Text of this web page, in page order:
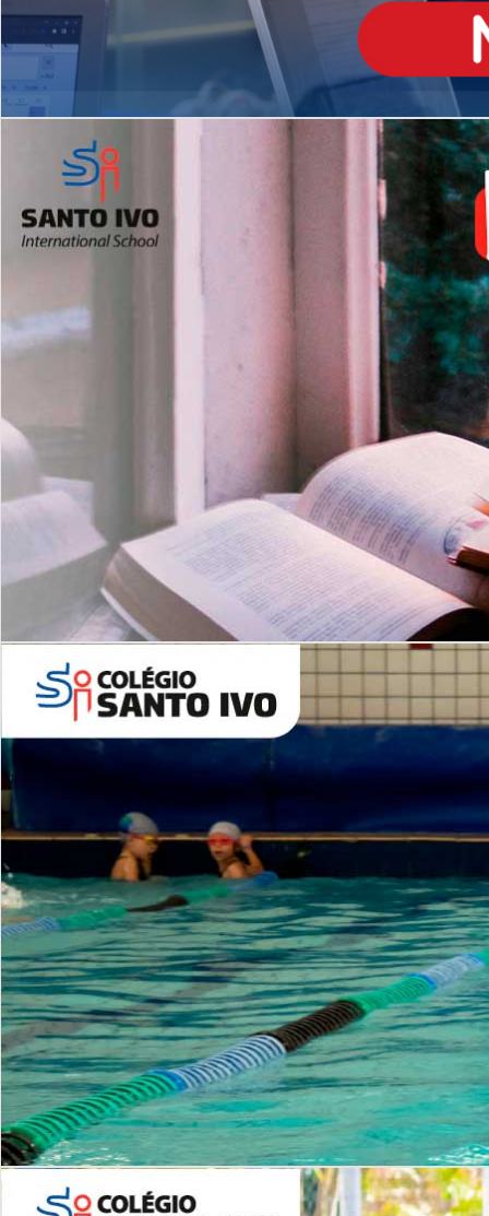
Matrículas Abertas 2026
Leituras Literárias
Período Integral | Saiba mais
2º AO 5º ANO FUNDAMENTAL
es
Com imersão Bilingue - Anos
Finais
6º AO 9º ANO FUNDAMENTAL
Inglês: Turmas Reduzidas
(Proficiência)
ALUNOS NOVOS
Entre em Contato
INSTITUCIONAL